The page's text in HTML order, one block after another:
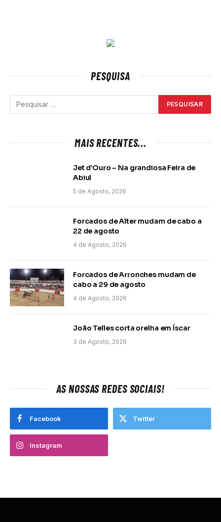
PESQUISA
MAIS RECENTES...
Jet d’Ouro – Na grandiosa Feira de
Abiul
5 de Agosto, 2026
Forcados de Alter mudam de cabo a
22 de agosto
4 de Agosto, 2026
Forcados de Arronches mudam de
cabo a 29 de agosto
4 de Agosto, 2026
João Telles corta orelha em Íscar
3 de Agosto, 2026
AS NOSSAS REDES SOCIAIS!
Facebook Twitter
Instagram